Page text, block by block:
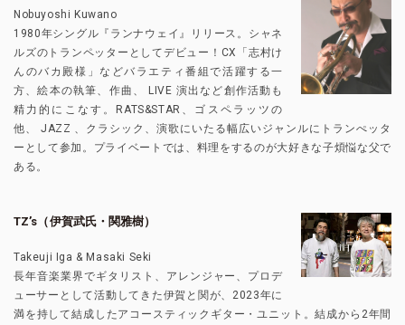
Nobuyoshi Kuwano
1980年シングル『ランナウェイ』リリース。シャネ
ルズのトランペッターとしてデビュー！CX「志村け
んのバカ殿様」などバラエティ番組で活躍する一
方、絵本の執筆、作曲、 LIVE 演出など創作活動も
精力的にこなす。RATS&STAR、ゴスペラッツの
他、 JAZZ 、クラシック、演歌にいたる幅広いジャンルにトランぺッタ
ーとして参加。プライベートでは、料理をするのが大好きな子煩悩な父で
ある。
TZ’s（伊賀武氏・関雅樹）
Takeuji Iga & Masaki Seki
長年音楽業界でギタリスト、アレンジャー、プロデ
ューサーとして活動してきた伊賀と関が、2023年に
満を持して結成したアコースティックギター・ユニット。結成から2年間